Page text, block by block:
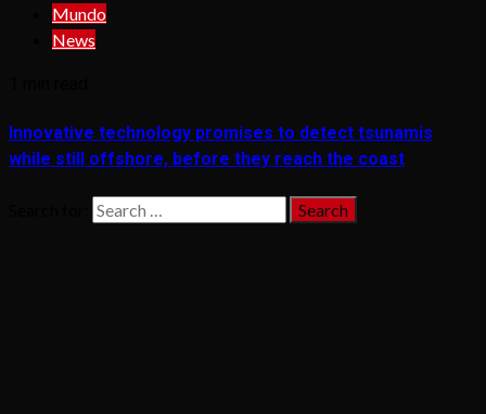
Mundo
News
Innovative technology promises to detect tsunamis
while still offshore, before they reach the coast